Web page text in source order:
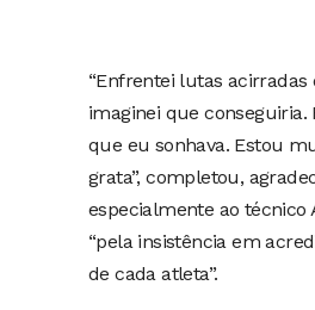
“Enfrentei lutas
imaginei que conseguiria.
que eu sonhava. Estou
grata”, completou,
especialmente ao técnico
“pela insistência em
de cada atleta”.